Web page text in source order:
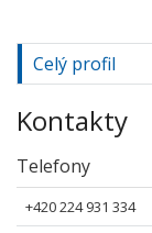
Celý profil
Kontakty
Telefony
+420 224 931 334